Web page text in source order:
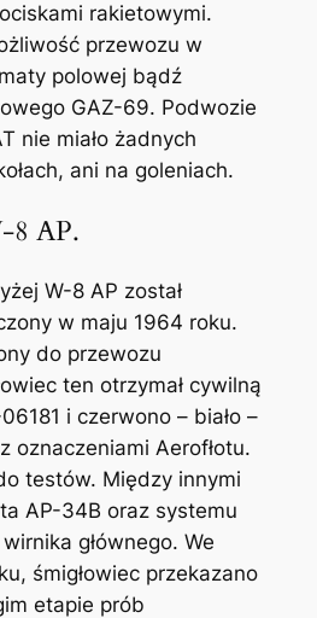
rakietowymi.
przewozu w
polowej bądź
GAZ-69. Podwozie
nie miało żadnych
ani na goleniach.
8 AP.
W-8 AP został
w maju 1964 roku.
do przewozu
ten otrzymał cywilną
i czerwono – biało –
oznaczeniami Aerofłotu.
testów. Między innymi
AP-34B oraz systemu
głównego. We
śmigłowiec przekazano
etapie prób